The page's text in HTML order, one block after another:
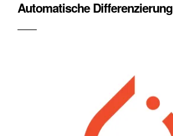
Automatische Differenzierung